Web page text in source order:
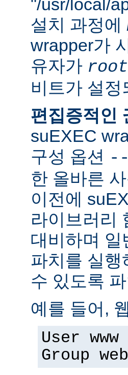
"/usr/local/
설치 과정에
wrapper가
유자가 root
비트가 설정
편집증적인
suEXEC
구성 옵션
한 올바른
이전에
라이브러리
대비하며 일
파치를 실
수 있도록
예를 들어,
User www
Group